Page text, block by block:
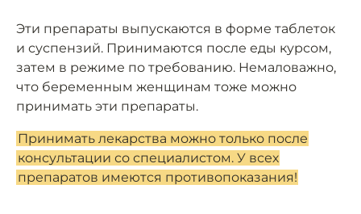
Эти препараты выпускаются в форме таблеток
и суспензий. Принимаются после еды курсом,
затем в режиме по требованию. Немаловажно,
что беременным женщинам тоже можно
принимать эти препараты.
Принимать лекарства можно только после
консультации со специалистом. У всех
препаратов имеются противопоказания!